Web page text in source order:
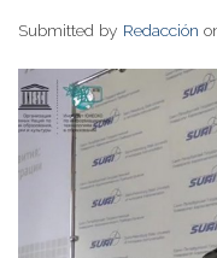
Submitted by Redacción